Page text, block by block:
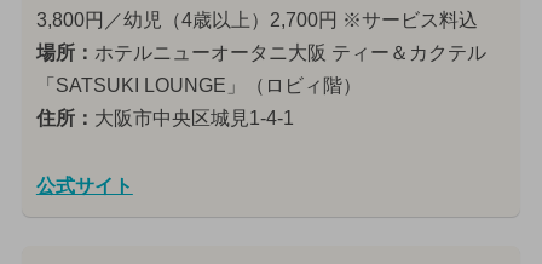
3,800円／幼児（4歳以上）2,700円 ※サービス料込
場所： ホテルニューオータニ大阪 ティー＆カクテル
「SATSUKI LOUNGE」（ロビィ階）
住所： 大阪市中央区城見1-4-1
公式サイト